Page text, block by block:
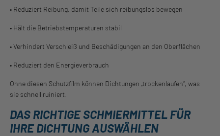
• Reduziert Reibung, damit Teile sich reibungslos bewegen
• Hält die Betriebstemperaturen stabil
• Verhindert Verschleiß und Beschädigungen an den Oberflächen
• Reduziert den Energieverbrauch
Ohne diesen Schutzfilm können Dichtungen „trockenlaufen“, was
sie schnell ruiniert.
DAS RICHTIGE SCHMIERMITTEL FÜR
IHRE DICHTUNG AUSWÄHLEN